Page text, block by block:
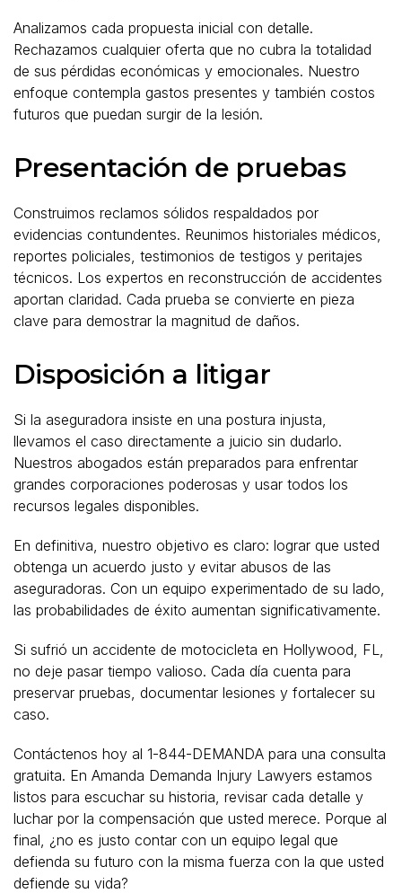
Analizamos cada propuesta inicial con detalle.
Rechazamos cualquier oferta que no cubra la totalidad
de sus pérdidas económicas y emocionales. Nuestro
enfoque contempla gastos presentes y también costos
futuros que puedan surgir de la lesión.
Presentación de pruebas
Construimos reclamos sólidos respaldados por
evidencias contundentes. Reunimos historiales médicos,
reportes policiales, testimonios de testigos y peritajes
técnicos. Los expertos en reconstrucción de accidentes
aportan claridad. Cada prueba se convierte en pieza
clave para demostrar la magnitud de daños.
Disposición a litigar
Si la aseguradora insiste en una postura injusta,
llevamos el caso directamente a juicio sin dudarlo.
Nuestros abogados están preparados para enfrentar
grandes corporaciones poderosas y usar todos los
recursos legales disponibles.
En definitiva, nuestro objetivo es claro: lograr que usted
obtenga un acuerdo justo y evitar abusos de las
aseguradoras. Con un equipo experimentado de su lado,
las probabilidades de éxito aumentan significativamente.
Si sufrió un accidente de motocicleta en Hollywood, FL,
no deje pasar tiempo valioso. Cada día cuenta para
preservar pruebas, documentar lesiones y fortalecer su
caso.
Contáctenos hoy al 1-844-DEMANDA para una consulta
gratuita. En Amanda Demanda Injury Lawyers estamos
listos para escuchar su historia, revisar cada detalle y
luchar por la compensación que usted merece. Porque al
final, ¿no es justo contar con un equipo legal que
defienda su futuro con la misma fuerza con la que usted
defiende su vida?